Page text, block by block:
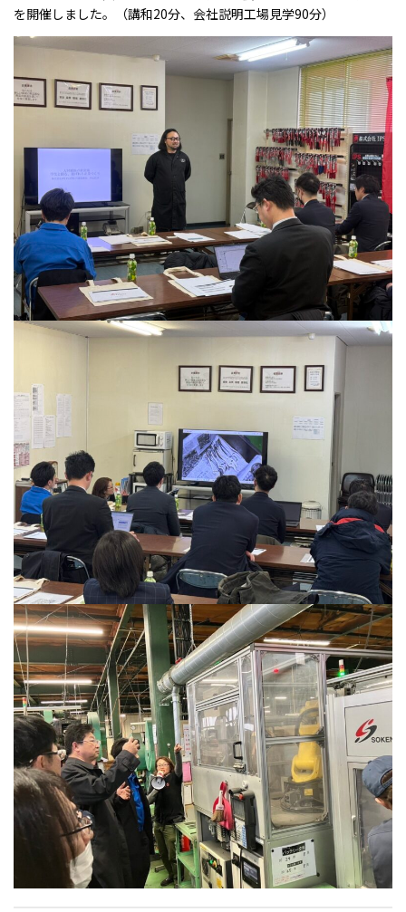
製品ができるまで
RECRUIT
COMPANY
会社案内
MEDIA
メディア情報
NEWS
新着情報／当選発表
CONTACT
お問い合わせ
ONLINE SHOP
オンラインショップ
Google Translate
を開催しました。（講和20分、会社説明工場見学90分）